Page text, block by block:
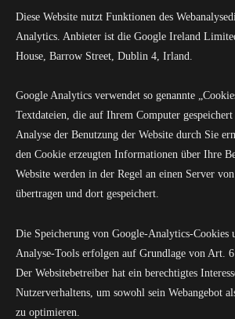
Diese Website nutzt Funktionen des
Analytics. Anbieter ist die Google Ireland
House, Barrow Street, Dublin 4, Irland.
Google Analytics verwendet so genannte
Textdateien, die auf Ihrem Computer
Analyse der Benutzung der Website durch Sie
den Cookie erzeugten Informationen über Ihre
Website werden in der Regel an einen Server
übertragen und dort gespeichert.
Die Speicherung von Google-Analytics-Cookies
Analyse-Tools erfolgen auf Grundlage von Art.
Der Websitebetreiber hat ein berechtigtes
Nutzerverhaltens, um sowohl sein Webangebot
zu optimieren.